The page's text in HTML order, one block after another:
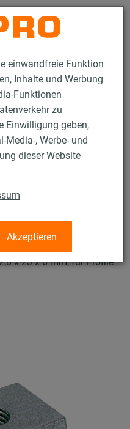
einwandfreie Funktion
Inhalte und Werbung
Funktionen
zu
Einwilligung geben,
Media-, Werbe- und
dieser Website
Akzeptieren
Kontakt
x 23 x 6 mm, für Profile